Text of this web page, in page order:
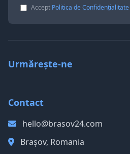
Accept Politica de Confidențialitate
Urmărește-ne
Contact
hello@brasov24.com
Brașov, Romania